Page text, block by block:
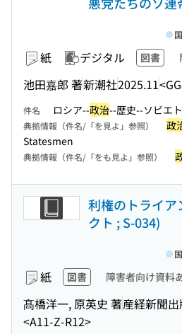
紙 デジタル 図書
池田嘉郎 著新潮社2025.11
件名 ロシア--政治--歴史--ソビエ
典拠情報（件名/「を見よ」参照） 政
Statesmen
典拠情報（件名/「をも見よ」参照）
利権のトライア
クト ; S-034)
紙 図書 障害者向け資料
髙橋洋一, 原英史 著産経新聞出
<A11-Z-R12>